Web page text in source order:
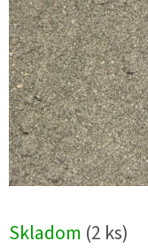
Skladom (2 ks)